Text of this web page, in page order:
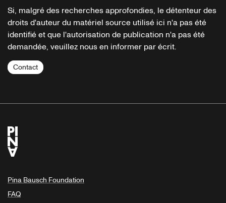
Si, malgré des recherches approfondies, le détenteur des
droits d'auteur du matériel source utilisé ici n'a pas été
identifié et que l'autorisation de publication n'a pas été
demandée, veuillez nous en informer par écrit.
Contact
Pina Bausch Foundation
FAQ